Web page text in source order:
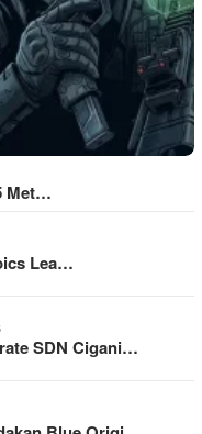
Met…
Lea…
SDN Cigani…